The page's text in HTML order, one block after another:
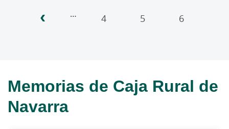
Pagination
‹ … 4 5 6
Memorias de Caja Rural de
Navarra